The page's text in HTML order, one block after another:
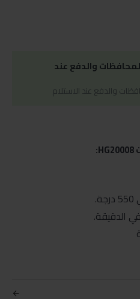
والدفع عند
والدفع عند الاستلام